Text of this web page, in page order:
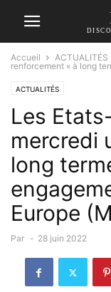
Accueil ACTUALITÉS
renforcement « à long
ACTUALITÉS
Les
mercredi
long
Europe
Par - 28 juin 2022